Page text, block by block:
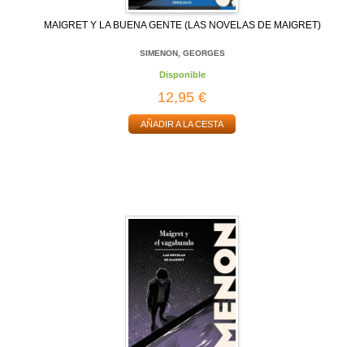
MAIGRET Y LA BUENA GENTE (LAS NOVELAS DE MAIGRET)
SIMENON, GEORGES
Disponible
12,95 €
AÑADIR A LA CESTA